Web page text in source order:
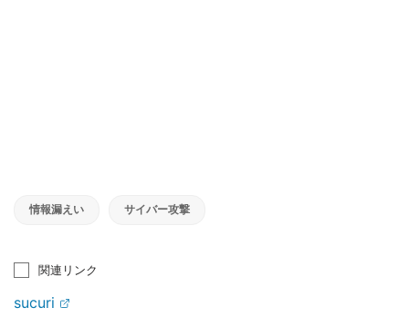
情報漏えい サイバー攻撃
関連リンク
sucuri